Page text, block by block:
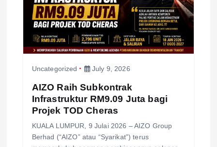
o
Uncategorized July 9, 2026
AIZO Raih Subkontrak
Infrastruktur RM9.09 Juta bagi
Projek TOD Cheras
KUALA LUMPUR, 9 Julai 2026 – AIZO Group
Berhad (“AIZO” atau “Syarikat”) terus